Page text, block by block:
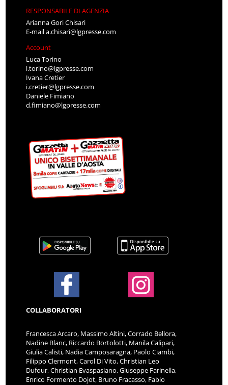
RESPONSABILE DI AGENZIA
Arianna Gori Chisari
E-maila.chisari@lgpresse.com
Account
Luca Torino
l.torino@lgpresse.com
Ivana Cretier
i.cretier@lgpresse.com
Daniele Fimiano
d.fimiano@lgpresse.com
COLLABORATORI
Francesca Arcaro, Massimo Altini, Corrado Bellora,
Nadine Blanc, Riccardo Bortolotti, Manila Calipari,
Giulia Calisti, Nadia Camposaragna, Paolo Ciambi,
Filippo Clermont, Carol Di Vito, Christian Leo
Dufour, Christian Evaspasiano, Giuseppe Farinella,
Enrico Formento Dojot, Bruno Fracasso, Fabio